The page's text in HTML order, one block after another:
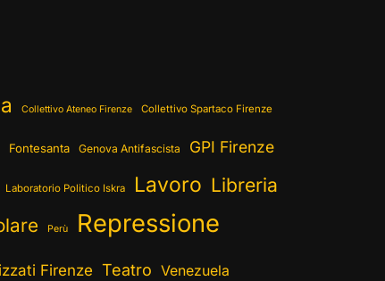
Collettivo Ateneo Firenze Collettivo Spartaco Firenze
Fontesanta Genova Antifascista GPI Firenze
Laboratorio Politico Iskra Lavoro Libreria
Perù Repressione
Firenze Teatro Venezuela